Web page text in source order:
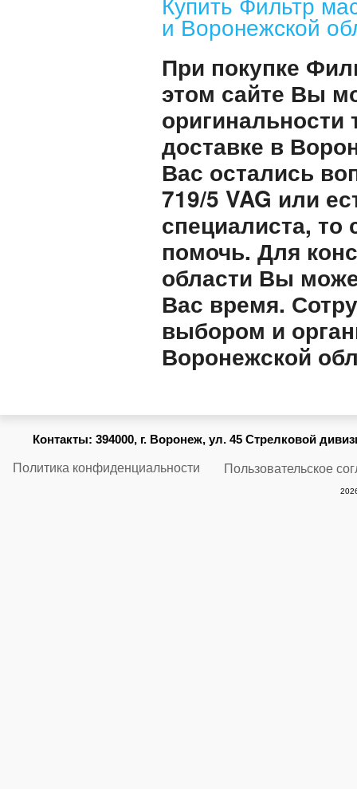
и Воронежской
При покупке
этом сайте Вы
оригинальности
доставке в
Вас остались
719/5 VAG или
специалиста,
помочь. Для
области Вы
Вас время.
выбором и
Воронежской
Контакты: 394000, г. Воронеж, ул. 45 Стрелковой
Политика конфиденциальности Пользовательское